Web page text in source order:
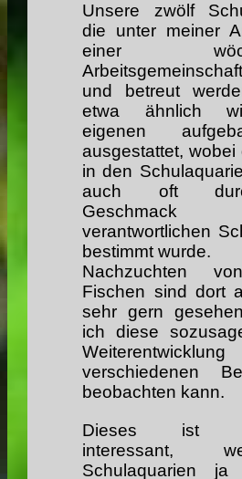
Unsere zwölf
die unter meiner
einer
und betreut
etwa ähnlich
eigenen
ausgestattet, wobei
in den
auch oft
verantwortlichen
bestimmt wurde.
Nachzuchten
Fischen sind dort
sehr gern
ich diese
verschiedenen
beobachten kann.
Dieses ist
interessant,
Schulaquarien